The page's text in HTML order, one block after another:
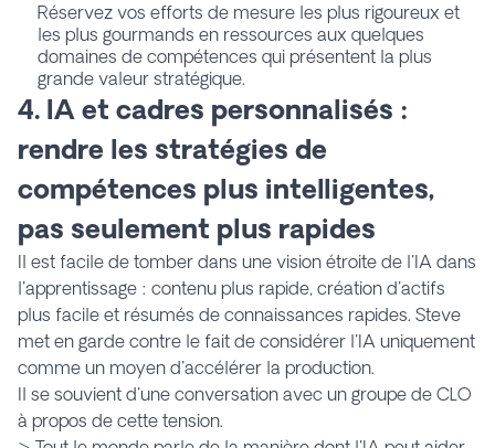
Réservez vos efforts de mesure les plus rigoureux et
les plus gourmands en ressources aux quelques
domaines de compétences qui présentent la plus
grande valeur stratégique.
4. IA et cadres personnalisés :
rendre les stratégies de
compétences plus intelligentes,
pas seulement plus rapides
Il est facile de tomber dans une vision étroite de l'IA dans
l'apprentissage : contenu plus rapide, création d'actifs
plus facile et résumés de connaissances rapides. Steve
met en garde contre le fait de considérer l'IA uniquement
comme un moyen d'accélérer la production.
Il se souvient d'une conversation avec un groupe de CLO
à propos de cette tension.